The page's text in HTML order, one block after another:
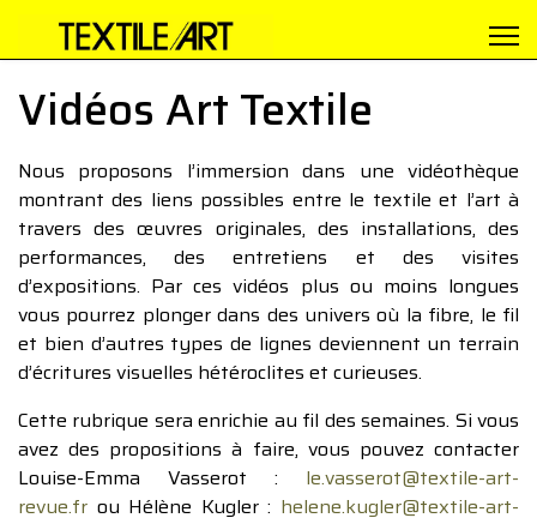
Vidéos Art Textile
Nous proposons l’immersion dans une vidéothèque
montrant des liens possibles entre le textile et l’art à
travers des œuvres originales, des installations, des
performances, des entretiens et des visites
d’expositions. Par ces vidéos plus ou moins longues
vous pourrez plonger dans des univers où la fibre, le fil
et bien d’autres types de lignes deviennent un terrain
d’écritures visuelles hétéroclites et curieuses.
Cette rubrique sera enrichie au fil des semaines. Si vous
avez des propositions à faire, vous pouvez contacter
Louise-Emma Vasserot : le.vasserot@textile-art-
revue.fr ou Hélène Kugler : helene.kugler@textile-art-